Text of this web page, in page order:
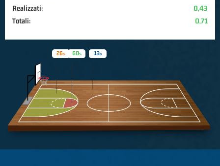
Realizzati:
0,43
Totali:
0,71
60
26 13